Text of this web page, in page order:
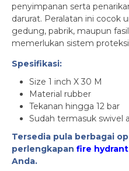
penyimpanan serta
darurat. Peralatan ini cocok
gedung, pabrik, maupun
memerlukan sistem proteksi
Spesifikasi:
Size 1 inch X 30 M
Material rubber
Tekanan hingga 12 bar
Sudah termasuk swivel
Tersedia pula berbagai
perlengkapan fire hydrant
Anda.